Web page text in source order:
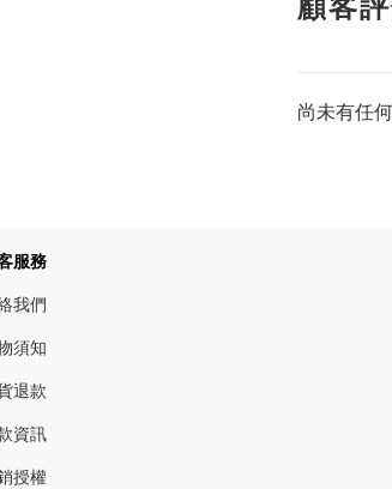
尚未有任
服務
我們
須知
退款
資訊
授權